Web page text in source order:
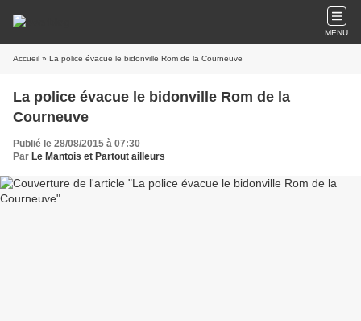
MENU
Accueil » La police évacue le bidonville Rom de la Courneuve
La police évacue le bidonville Rom de la
Courneuve
Publié le 28/08/2015 à 07:30
Par Le Mantois et Partout ailleurs